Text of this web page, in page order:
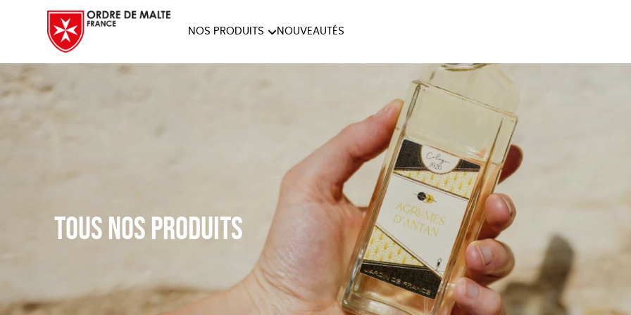
NOS PRODUITS
NOTRE COLLECTION MAISON
LIVRES
NOUVEAUTÉS
Tous nos produits